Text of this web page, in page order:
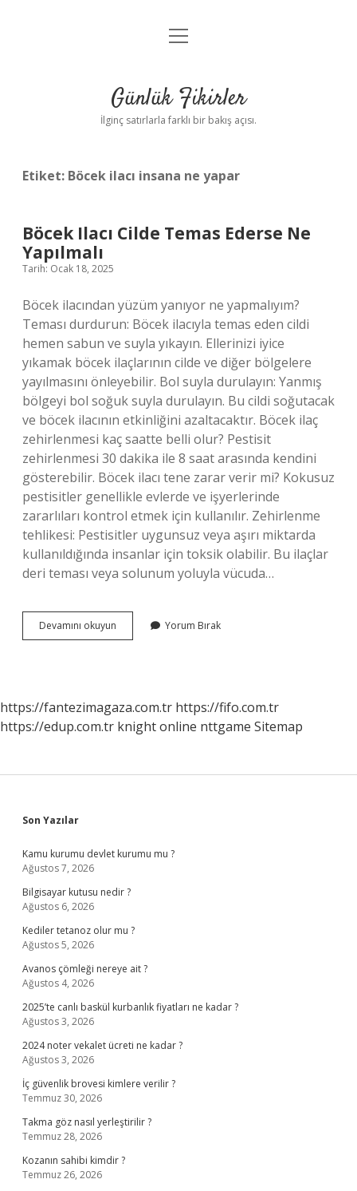
Anasayfa
Yasal Uyarı
menüyü
Günlük Fikirler
İlginç satırlarla farklı bir bakış açısı.
Etiket: Böcek ilacı insana ne yapar
Böcek Ilacı Cilde Temas Ederse Ne
Yapılmalı
Tarih: Ocak 18, 2025
Böcek ilacından yüzüm yanıyor ne yapmalıyım?
Teması durdurun: Böcek ilacıyla temas eden cildi
hemen sabun ve suyla yıkayın. Ellerinizi iyice
yıkamak böcek ilaçlarının cilde ve diğer bölgelere
yayılmasını önleyebilir. Bol suyla durulayın: Yanmış
bölgeyi bol soğuk suyla durulayın. Bu cildi soğutacak
ve böcek ilacının etkinliğini azaltacaktır. Böcek ilaç
zehirlenmesi kaç saatte belli olur? Pestisit
zehirlenmesi 30 dakika ile 8 saat arasında kendini
gösterebilir. Böcek ilacı tene zarar verir mi? Kokusuz
pestisitler genellikle evlerde ve işyerlerinde
zararlıları kontrol etmek için kullanılır. Zehirlenme
tehlikesi: Pestisitler uygunsuz veya aşırı miktarda
kullanıldığında insanlar için toksik olabilir. Bu ilaçlar
deri teması veya solunum yoluyla vücuda…
Devamını okuyun
Ilacı
Yapılmalı
Yorum Bırak
https://fantezimagaza.com.tr https://fifo.com.tr
https://edup.com.tr knight online nttgame Sitemap
Sidebar
Son Yazılar
Kamu kurumu devlet kurumu mu ?
Ağustos 7, 2026
Bilgisayar kutusu nedir ?
Ağustos 6, 2026
Kediler tetanoz olur mu ?
Ağustos 5, 2026
Avanos çömleği nereye ait ?
Ağustos 4, 2026
2025’te canlı baskül kurbanlık fiyatları ne kadar ?
Ağustos 3, 2026
2024 noter vekalet ücreti ne kadar ?
Ağustos 3, 2026
İç güvenlik brovesi kimlere verilir ?
Temmuz 30, 2026
Takma göz nasıl yerleştirilir ?
Temmuz 28, 2026
Kozanın sahibi kimdir ?
Temmuz 26, 2026